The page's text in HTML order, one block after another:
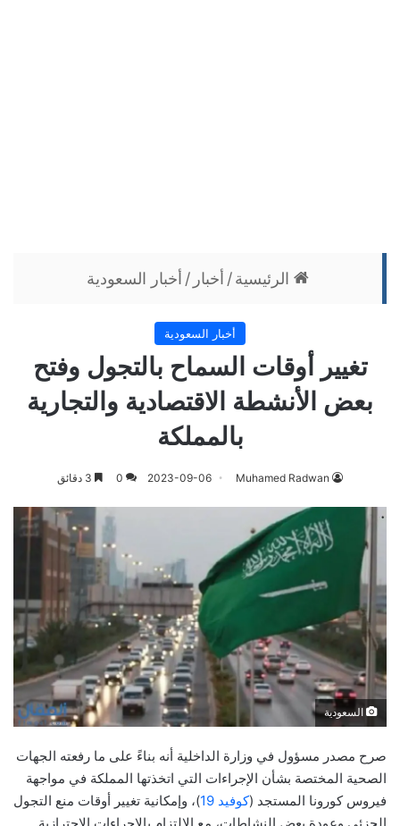
الرئيسية/ أخبار / أخبار السعودية
أخبار السعودية
تغيير أوقات السماح بالتجول وفتح
بعض الأنشطة الاقتصادية والتجارية
بالمملكة
Muhamed Radwan
2023-09-06
0
السعودية
صرح مصدر مسؤول في وزارة الداخلية أنه بناءً على ما رفعته الجهات
الصحية المختصة بشأن الإجراءات التي اتخذتها المملكة في مواجهة
فيروس كورونا المستجد (كوفيد 19
)، وإمكانية تغيير أوقات منع التجول